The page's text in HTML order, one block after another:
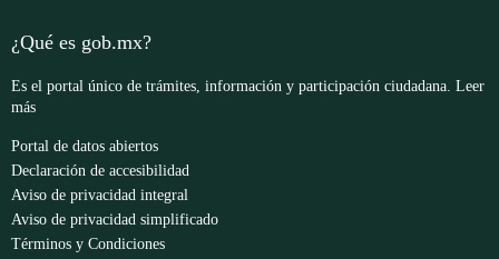
¿Qué es gob.mx?
Es el portal único de trámites, información y participación ciudadana. Leer
más
Portal de datos abiertos
Declaración de accesibilidad
Aviso de privacidad integral
Aviso de privacidad simplificado
Términos y Condiciones